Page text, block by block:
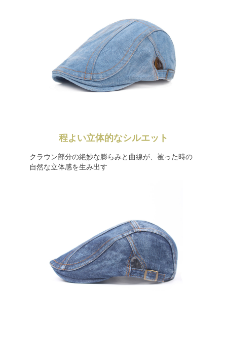
程よい立体的なシルエット
クラウン部分の絶妙な膨らみと曲線が、被った時の
自然な立体感を生み出す